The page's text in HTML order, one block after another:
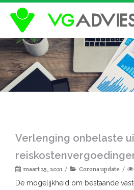
Verlenging onbelaste
maart 25, 2021 Corona update
De mogelijkheid om bestaande